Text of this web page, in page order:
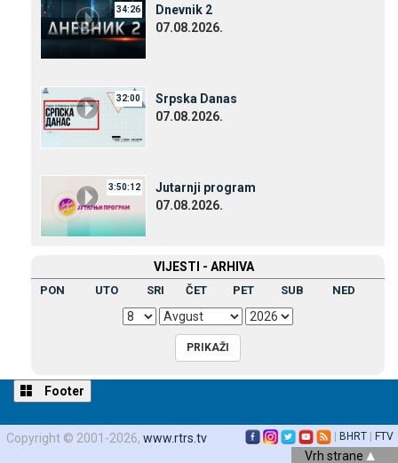
34:26
Dnevnik 2
07.08.2026.
32:00
Srpska Danas
07.08.2026.
3:50:12
Јutarnji program
07.08.2026.
VIЈESTI - ARHIVA
PON UTO SRI ČET PET SUB NED
Footer
Copyright © 2001-2026, www.rtrs.tv | BHRT | FTV
Vrh strane